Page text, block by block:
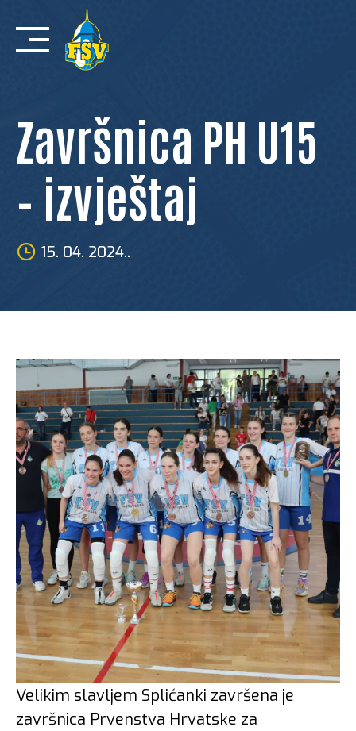
content
Završnica PH U15
– izvještaj
15. 04. 2024..
Velikim slavljem Splićanki završena je
završnica Prvenstva Hrvatske za